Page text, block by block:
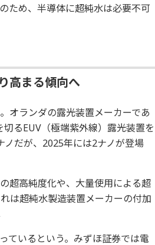
ため、半導体に超純水は必要不可
高まる傾向へ
オランダの露光装置メーカーであ
るEUV（極端紫外線）露光装置を
だが、2025年には2ナノが登場
超高純度化や、大量使用による超
は超純水製造装置メーカーの付加
ているという。みずほ証券では電